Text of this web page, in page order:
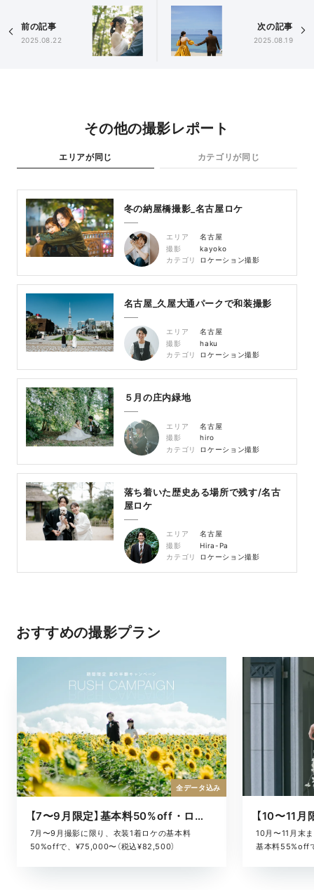
前の記事
2025.08.22
次の記事
2025.08.19
その他の撮影レポート
エリアが同じ カテゴリが同じ
冬の納屋橋撮影_名古屋ロケ
エリア
名古屋
撮影
kayoko
カテゴリ
ロケーション撮影
名古屋_久屋大通パークで和装撮影
エリア
名古屋
撮影
haku
カテゴリ
ロケーション撮影
５月の庄内緑地
エリア
名古屋
撮影
hiro
カテゴリ
ロケーション撮影
落ち着いた歴史ある場所で残す/名古
屋ロケ
エリア
名古屋
撮影
Hira-Pa
カテゴリ
ロケーション撮影
おすすめの撮影プラン
【7〜9月限定】基本料50%off・ロケキャンペーン
7月〜9月撮影に限り、衣装1着ロケの基本料
50%offで、¥75,000〜（税込¥82,500）
全データ込み
10月〜11月末
基本料55%off